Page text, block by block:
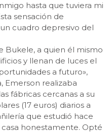
hasta que tuviera mi
sensación de
cuadro depresivo del
Bukele, a quien él mismo
y llenan de luces el
a futuro»,
Emerson realizaba
fábricas cercanas a su
(17 euros) diarios a
que estudió hace
casa honestamente. Opté